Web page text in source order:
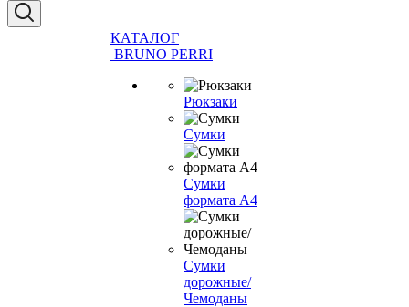
КАТАЛОГ
BRUNO PERRI
Рюкзаки
Сумки
Сумки
формата А4
Сумки
дорожные/
Чемоданы